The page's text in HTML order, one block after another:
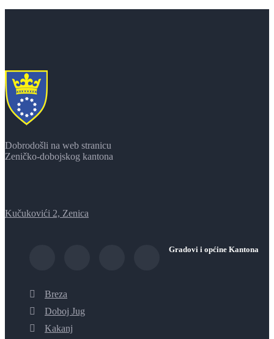
Dobrodošli na web stranicu
Zeničko-dobojskog kantona
Kučukovići 2, Zenica
Gradovi i općine Kantona
Breza
Doboj Jug
Kakanj